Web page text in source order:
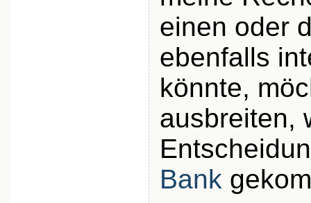
einen oder
ebenfalls
könnte,
ausbreiten,
Bank